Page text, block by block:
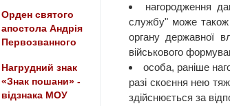
нагородження
службу" може також
органу державної
військового
особа, раніше
разі скоєння нею
здійснюється за
Орден святого
апостола Андрія
Первозванного
Нагрудний знак
«Знак пошани» -
відзнака МОУ